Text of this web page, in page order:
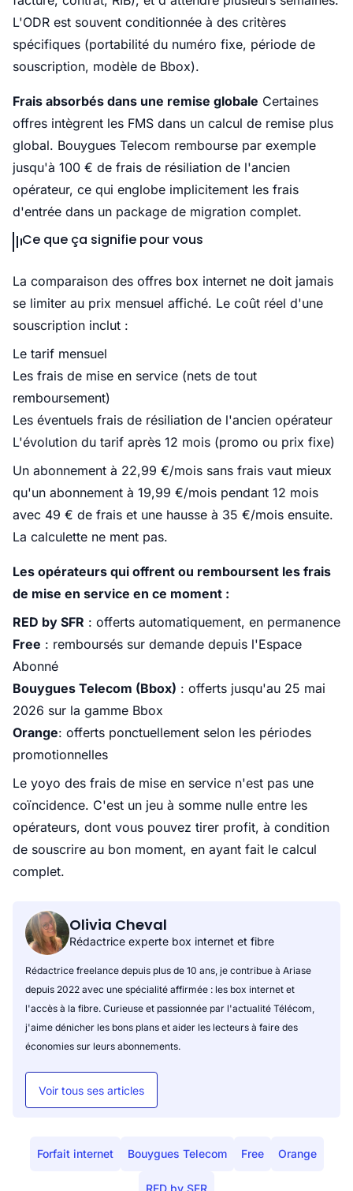
L'ODR est souvent conditionnée à des critères
spécifiques (portabilité du numéro fixe, période de
souscription, modèle de Bbox).
Frais absorbés dans une remise globale Certaines
offres intègrent les FMS dans un calcul de remise plus
global. Bouygues Telecom rembourse par exemple
jusqu'à 100 € de frais de résiliation de l'ancien
opérateur, ce qui englobe implicitement les frais
d'entrée dans un package de migration complet.
Ce que ça signifie pour vous
La comparaison des offres box internet ne doit jamais
se limiter au prix mensuel affiché. Le coût réel d'une
souscription inclut :
Le tarif mensuel
Les frais de mise en service (nets de tout
remboursement)
Les éventuels frais de résiliation de l'ancien opérateur
L'évolution du tarif après 12 mois (promo ou prix fixe)
Un abonnement à 22,99 €/mois sans frais vaut mieux
qu'un abonnement à 19,99 €/mois pendant 12 mois
avec 49 € de frais et une hausse à 35 €/mois ensuite.
La calculette ne ment pas.
Les opérateurs qui offrent ou remboursent les frais
de mise en service en ce moment :
RED by SFR : offerts automatiquement, en permanence
Free : remboursés sur demande depuis l'Espace
Abonné
Bouygues Telecom (Bbox) : offerts jusqu'au 25 mai
2026 sur la gamme Bbox
Orange: offerts ponctuellement selon les périodes
promotionnelles
Le yoyo des frais de mise en service n'est pas une
coïncidence. C'est un jeu à somme nulle entre les
opérateurs, dont vous pouvez tirer profit, à condition
de souscrire au bon moment, en ayant fait le calcul
complet.
Olivia Cheval
Rédactrice experte box internet et fibre
Rédactrice freelance depuis plus de 10 ans, je contribue à Ariase
depuis 2022 avec une spécialité affirmée : les box internet et
l'accès à la fibre. Curieuse et passionnée par l'actualité Télécom,
j'aime dénicher les bons plans et aider les lecteurs à faire des
économies sur leurs abonnements.
Voir tous ses articles
Forfait internet Bouygues Telecom Free Orange